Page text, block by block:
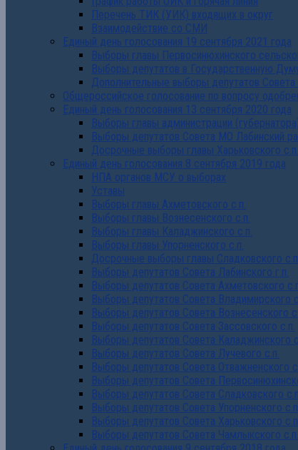
Перечень ТИК (УИК) входящих в округ
Взаимодействие со СМИ
Единый день голосования 19 сентября 2021 года
Выборы главы Первосинюхинского
Выборы депутатов в Государственную
Дополнительные выборы депутатов
Общероссийское голосование по вопросу
Единый день голосования 13 сентября 2020 года
Выборы главы администрации
Выборы депутатов Совета МО Лабинский
Досрочные выборы главы Харьковского
Единый день голосования 8 сентября 2019 года
НПА органов МСУ о выборах
Уставы
Выборы главы Ахметовского с.п.
Выборы главы Вознесенского с.п.
Выборы главы Каладжинского с.п.
Выборы главы Упорненского с.п.
Досрочные выборы главы Сладковского
Выборы депутатов Совета Лабинского г.п.
Выборы депутатов Совета Ахметовского
Выборы депутатов Совета Владимирского
Выборы депутатов Совета Вознесенского
Выборы депутатов Совета Зассовского с.п.
Выборы депутатов Совета Каладжинского
Выборы депутатов Совета Лучевого с.п.
Выборы депутатов Совета Отважненского
Выборы депутатов Совета
Выборы депутатов Совета Сладковского
Выборы депутатов Совета Упорненского
Выборы депутатов Совета Харьковского
Выборы депутатов Совета Чамлыкского с.п.